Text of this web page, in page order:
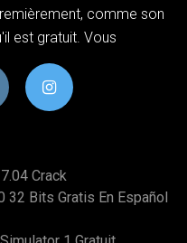
comme son
est gratuit. Vous
Crack
Bits Gratis En Español